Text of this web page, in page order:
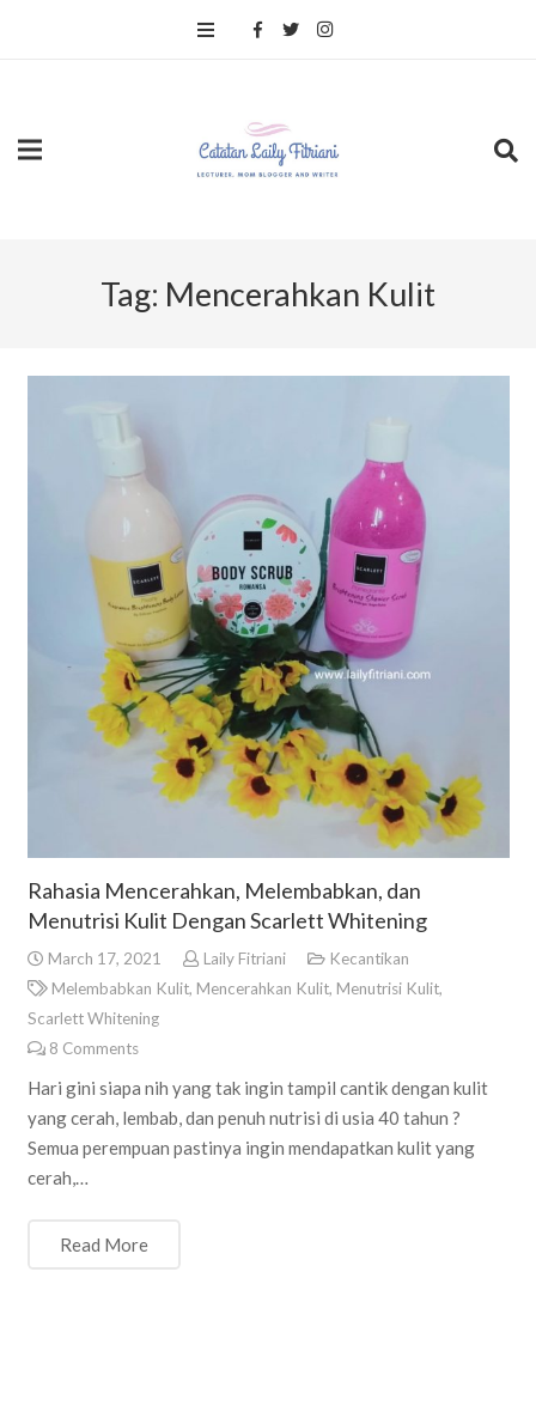
Tag: Mencerahkan Kulit
Rahasia Mencerahkan, Melembabkan, dan
Menutrisi Kulit Dengan Scarlett Whitening
March 17, 2021 Laily Fitriani
Kecantikan
Melembabkan Kulit, Mencerahkan Kulit, Menutrisi Kulit,
Scarlett Whitening
8 Comments
Hari gini siapa nih yang tak ingin tampil cantik dengan kulit
yang cerah, lembab, dan penuh nutrisi di usia 40 tahun ?
Semua perempuan pastinya ingin mendapatkan kulit yang
cerah,…
Read More